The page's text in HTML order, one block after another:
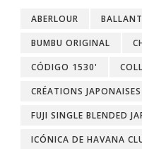
ABERLOUR
BUMBU ORIGINAL
CÓDIGO 1530'
CRÉATIONS JAPONAISES
FUJI SINGLE BLENDED
ICÓNICA DE HAVANA